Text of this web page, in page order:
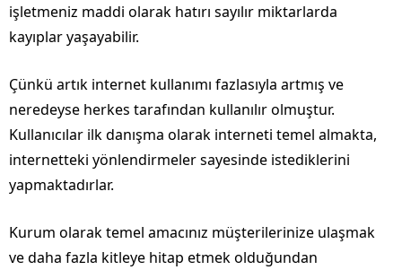
işletmeniz maddi olarak hatırı sayılır miktarlarda
kayıplar yaşayabilir.
Çünkü artık internet kullanımı fazlasıyla artmış ve
neredeyse herkes tarafından kullanılır olmuştur.
Kullanıcılar ilk danışma olarak interneti temel almakta,
internetteki yönlendirmeler sayesinde istediklerini
yapmaktadırlar.
Kurum olarak temel amacınız müşterilerinize ulaşmak
ve daha fazla kitleye hitap etmek olduğundan